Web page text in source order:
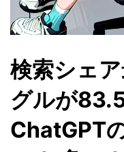
検索シェ
グルが
ChatGPT